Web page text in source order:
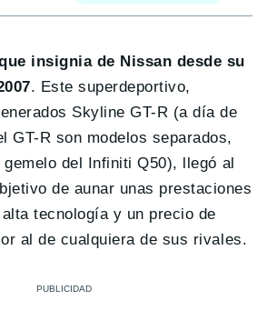
insignia de Nissan desde su
. Este superdeportivo,
Skyline GT-R (a día de
GT-R son modelos separados,
del Infiniti Q50), llegó al
de aunar unas prestaciones
tecnología y un precio de
al de cualquiera de sus rivales.